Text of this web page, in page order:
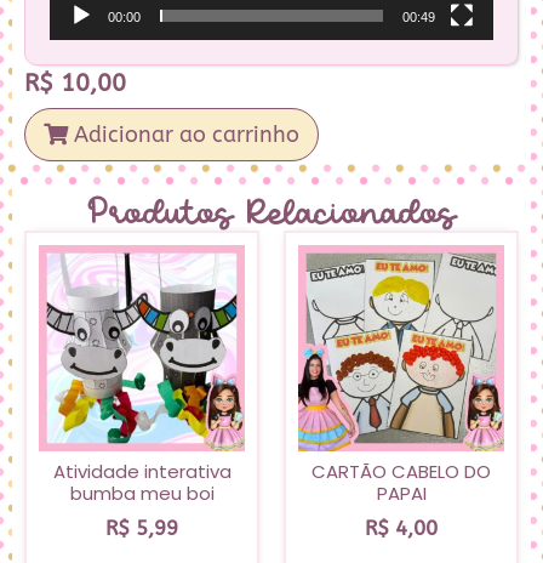
00:00 00:49
R$ 10,00
Adicionar ao carrinho
Produtos Relacionados
Atividade interativa
bumba meu boi
R$ 5,99
CARTÃO CABELO DO
PAPAI
R$ 4,00